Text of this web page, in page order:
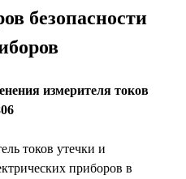
безопасности
измерителя токов
токов утечки и
приборов в